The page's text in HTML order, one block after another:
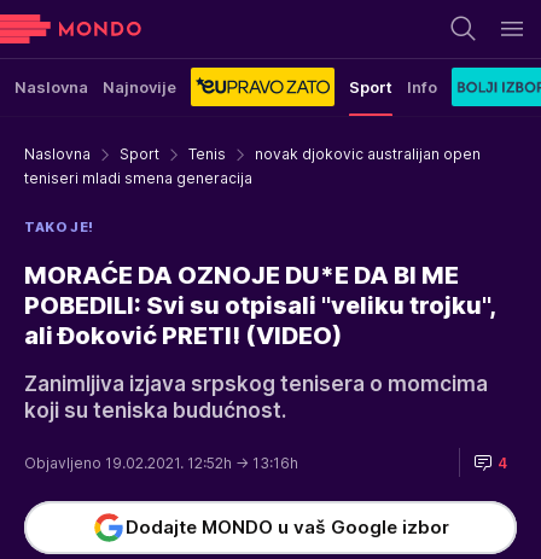
Naslovna Najnovije Sport Info
Naslovna Sport Tenis
novak djokovic australijan open
teniseri mladi smena generacija
TAKO JE!
MORAĆE DA OZNOJE DU*E DA BI ME
POBEDILI: Svi su otpisali ''veliku trojku'',
ali Đoković PRETI! (VIDEO)
Zanimljiva izjava srpskog tenisera o momcima
koji su teniska budućnost.
Objavljeno 19.02.2021. 12:52h → 13:16h 4
Dodajte MONDO u vaš Google izbor